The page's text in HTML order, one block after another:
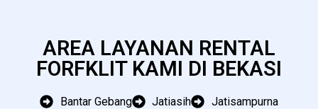
AREA LAYANAN RENTAL
FORFKLIT KAMI DI BEKASI
Bantar Gebang Jatiasih
Jatisampurna